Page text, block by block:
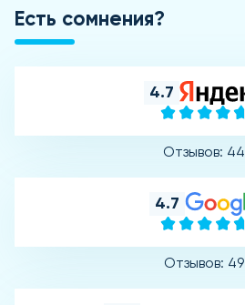
Есть сомнения?
4.7
Отзывов: 44
4.7
Отзывов: 49